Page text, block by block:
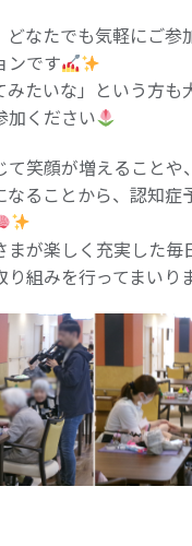
どなたでも気軽にご参
ンです
みたいな」という方も
加ください
て笑顔が増えることや
なることから、認知症
まが楽しく充実した毎
り組みを行ってまいり